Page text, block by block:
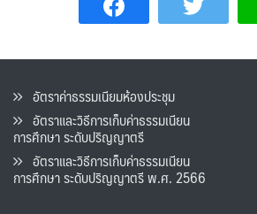
อัตราค่าธรรมเนียมห้องประชุม
อัตราและวิธีการเก็บค่าธรรมเนียน
การศึกษา ระดับปริญญาตรี
อัตราและวิธีการเก็บค่าธรรมเนียน
การศึกษา ระดับปริญญาตรี พ.ศ. 2566